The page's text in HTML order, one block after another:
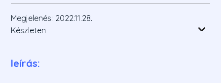
Megjelenés: 2022.11.28.
Készleten
leírás: